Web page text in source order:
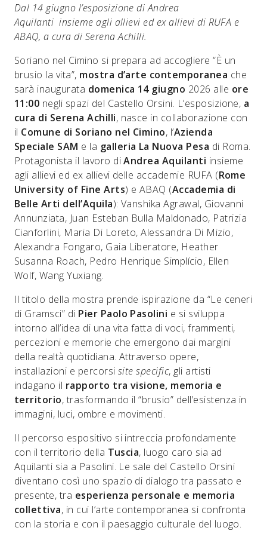
Dal 14 giugno l’esposizione di Andrea
Aquilanti insieme agli allievi ed ex allievi di RUFA e
ABAQ, a cura di Serena Achilli.
Soriano nel Cimino si prepara ad accogliere “È un
brusio la vita”, mostra d’arte contemporanea che
sarà inaugurata domenica 14 giugno 2026 alle ore
11:00 negli spazi del Castello Orsini. L’esposizione, a
cura di Serena Achilli, nasce in collaborazione con
il Comune di Soriano nel Cimino, l’Azienda
Speciale SAM e la galleria La Nuova Pesa di Roma.
Protagonista il lavoro di Andrea Aquilanti insieme
agli allievi ed ex allievi delle accademie RUFA (Rome
University of Fine Arts) e ABAQ (Accademia di
Belle Arti dell’Aquila): Vanshika Agrawal, Giovanni
Annunziata, Juan Esteban Bulla Maldonado, Patrizia
Cianforlini, Maria Di Loreto, Alessandra Di Mizio,
Alexandra Fongaro, Gaia Liberatore, Heather
Susanna Roach, Pedro Henrique Simplício, Ellen
Wolf, Wang Yuxiang.
Il titolo della mostra prende ispirazione da “Le ceneri
di Gramsci” di Pier Paolo Pasolini e si sviluppa
intorno all’idea di una vita fatta di voci, frammenti,
percezioni e memorie che emergono dai margini
della realtà quotidiana. Attraverso opere,
installazioni e percorsi site specific, gli artisti
indagano il rapporto tra visione, memoria e
territorio, trasformando il “brusio” dell’esistenza in
immagini, luci, ombre e movimenti.
Il percorso espositivo si intreccia profondamente
con il territorio della Tuscia, luogo caro sia ad
Aquilanti sia a Pasolini. Le sale del Castello Orsini
diventano così uno spazio di dialogo tra passato e
presente, tra esperienza personale e memoria
collettiva, in cui l’arte contemporanea si confronta
con la storia e con il paesaggio culturale del luogo.